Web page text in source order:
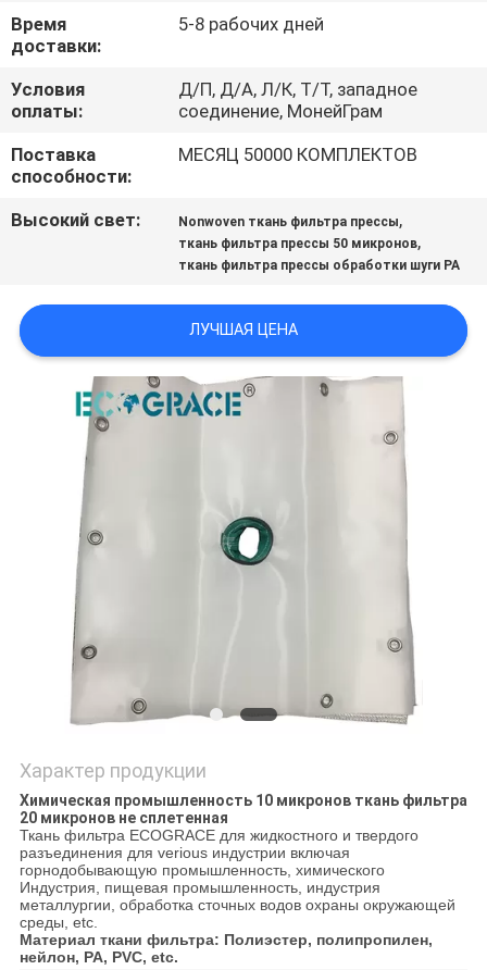
СПРОСИТЕ
ЦИТАТУ
НОВОСТИ
Время
доставки:
5-8 рабочих дней
Условия
оплаты:
Д/П, Д/А, Л/К, Т/Т, западное
соединение, МонейГрам
Поставка
способности:
МЕСЯЦ 50000 КОМПЛЕКТОВ
Высокий свет: Nonwoven ткань фильтра прессы,
ткань фильтра прессы 50 микронов,
ткань фильтра прессы обработки шуги PA
ЛУЧШАЯ ЦЕНА
Характер продукции
Химическая промышленность 10 микронов ткань фильтра
20 микронов не сплетенная
Ткань фильтра ECOGRACE для жидкостного и твердого
разъединения для verious индустрии включая
горнодобывающую промышленность, химического
Индустрия, пищевая промышленность, индустрия
металлургии, обработка сточных водов охраны окружающей
среды, etc.
Материал ткани фильтра: Полиэстер, полипропилен,
нейлон, PA, PVC, etc.